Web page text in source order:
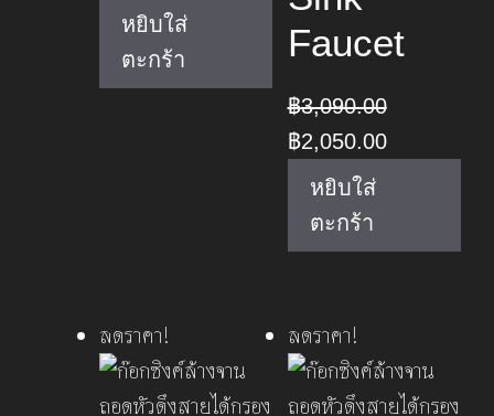
price
฿2,250.00.฿1,490.00.
หยิบใส่
ตะกร้า
Faucet
฿3,090.00
Original
price
฿3,090.00.
฿2,050.00Current
฿2,050.00.
หยิบใส่
ตะกร้า
ลดราคา! ลดราคา!